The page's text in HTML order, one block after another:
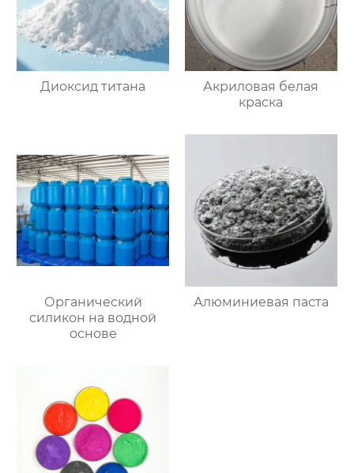
Диоксид титана
Акриловая белая
краска
Органический
силикон на водной
основе
Алюминиевая паста